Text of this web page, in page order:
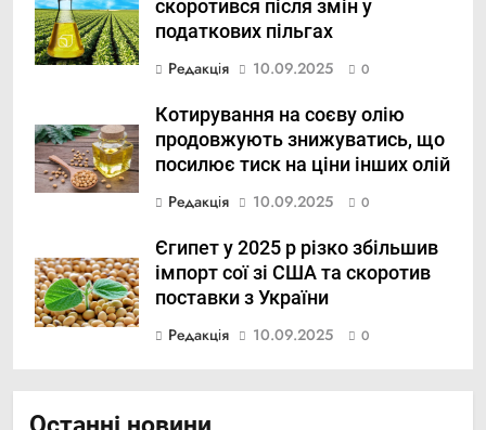
скоротився після змін у
податкових пільгах
Редакція
10.09.2025 0
Котирування на соєву олію
продовжують знижуватись, що
посилює тиск на ціни інших олій
Редакція
10.09.2025 0
Єгипет у 2025 р різко збільшив
імпорт сої зі США та скоротив
поставки з України
Редакція
10.09.2025 0